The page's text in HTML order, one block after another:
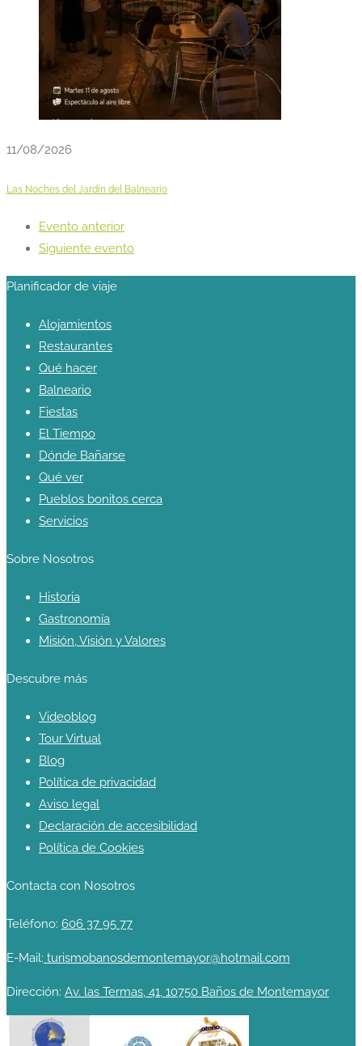
11/08/2026
Las Noches del Jardín del Balneario
Evento anterior
Siguiente evento
Planificador de viaje
Alojamientos
Restaurantes
Qué hacer
Balneario
Fiestas
El Tiempo
Dónde Bañarse
Qué ver
Pueblos bonitos cerca
Servicios
Sobre Nosotros
Historia
Gastronomía
Misión, Visión y Valores
Descubre más
Videoblog
Tour Virtual
Blog
Política de privacidad
Aviso legal
Declaración de accesibilidad
Política de Cookies
Contacta con Nosotros
Teléfono: 606 37 95 77
E-Mail: turismobanosdemontemayor@hotmail.com
Dirección: Av. las Termas, 41, 10750 Baños de Montemayor